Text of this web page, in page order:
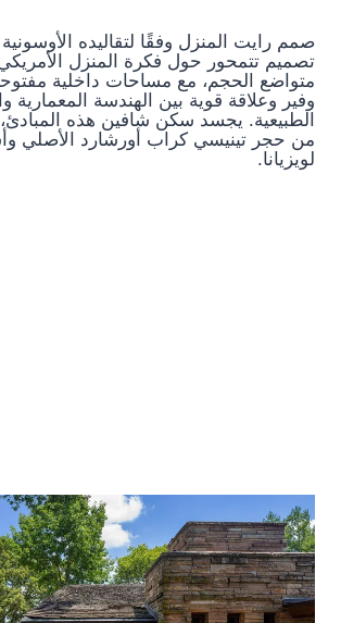
صمم رايت المنزل وفقًا لتقاليده
تصميم تتمحور حول فكرة المنزل الأمريكي
متواضع الحجم، مع مساحات داخلية
وفير وعلاقة قوية بين الهندسة المعمارية
الطبيعية. يجسد سكن شافين هذه
من حجر تينيسي كراب أورشارد الأصلي
لويزيانا.